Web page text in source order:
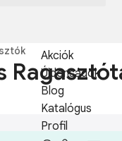
Akciók
Újdonságok
Blog
Katalógus
Profil